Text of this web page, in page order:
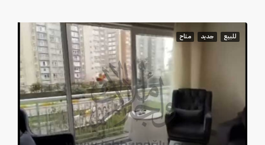
للبيع جديد متاح